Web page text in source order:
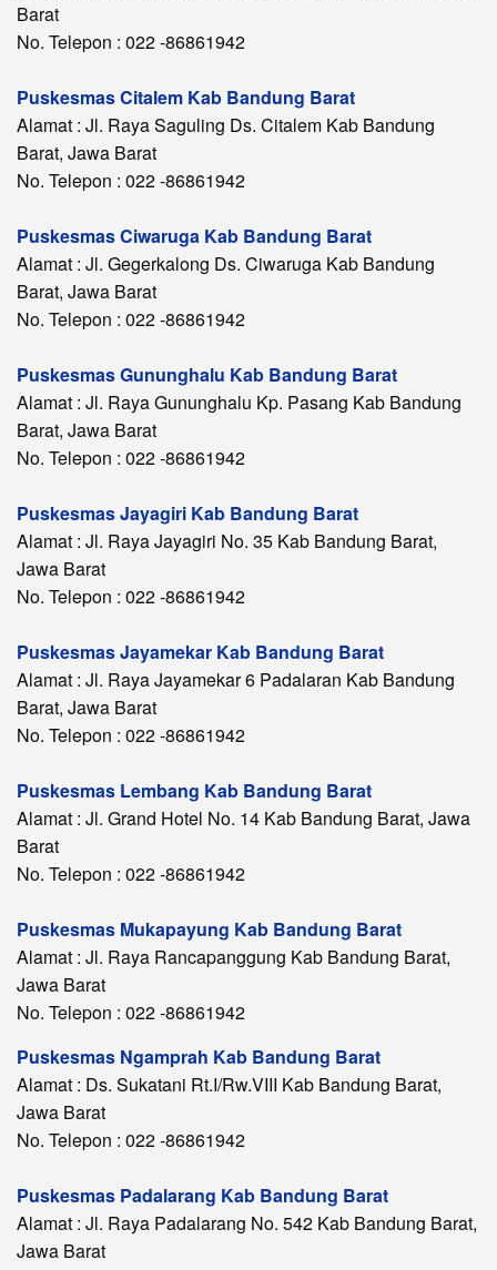
Barat
No. Telepon : 022 -86861942
Puskesmas Citalem Kab Bandung Barat
Alamat : Jl. Raya Saguling Ds. Citalem Kab Bandung
Barat, Jawa Barat
No. Telepon : 022 -86861942
Puskesmas Ciwaruga Kab Bandung Barat
Alamat : Jl. Gegerkalong Ds. Ciwaruga Kab Bandung
Barat, Jawa Barat
No. Telepon : 022 -86861942
Puskesmas Gununghalu Kab Bandung Barat
Alamat : Jl. Raya Gununghalu Kp. Pasang Kab Bandung
Barat, Jawa Barat
No. Telepon : 022 -86861942
Puskesmas Jayagiri Kab Bandung Barat
Alamat : Jl. Raya Jayagiri No. 35 Kab Bandung Barat,
Jawa Barat
No. Telepon : 022 -86861942
Puskesmas Jayamekar Kab Bandung Barat
Alamat : Jl. Raya Jayamekar 6 Padalaran Kab Bandung
Barat, Jawa Barat
No. Telepon : 022 -86861942
Puskesmas Lembang Kab Bandung Barat
Alamat : Jl. Grand Hotel No. 14 Kab Bandung Barat, Jawa
Barat
No. Telepon : 022 -86861942
Puskesmas Mukapayung Kab Bandung Barat
Alamat : Jl. Raya Rancapanggung Kab Bandung Barat,
Jawa Barat
No. Telepon : 022 -86861942
Puskesmas Ngamprah Kab Bandung Barat
Alamat : Ds. Sukatani Rt.I/Rw.VIII Kab Bandung Barat,
Jawa Barat
No. Telepon : 022 -86861942
Puskesmas Padalarang Kab Bandung Barat
Alamat : Jl. Raya Padalarang No. 542 Kab Bandung Barat,
Jawa Barat